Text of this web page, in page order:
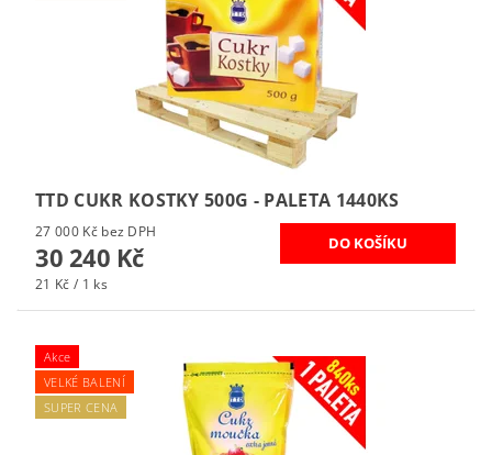
TTD CUKR KOSTKY 500G - PALETA 1440KS
27 000 Kč bez DPH
30 240 Kč
21 Kč / 1 ks
Akce
VELKÉ BALENÍ
SUPER CENA